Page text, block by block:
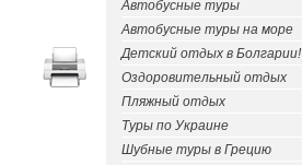
Автобусные туры
Автобусные туры на море
Детский отдых в Болгарии!
Оздоровительный отдых
Пляжный отдых
Туры по Украине
Шубные туры в Грецию